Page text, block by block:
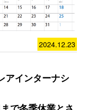
2024.12.23
アインターナシ